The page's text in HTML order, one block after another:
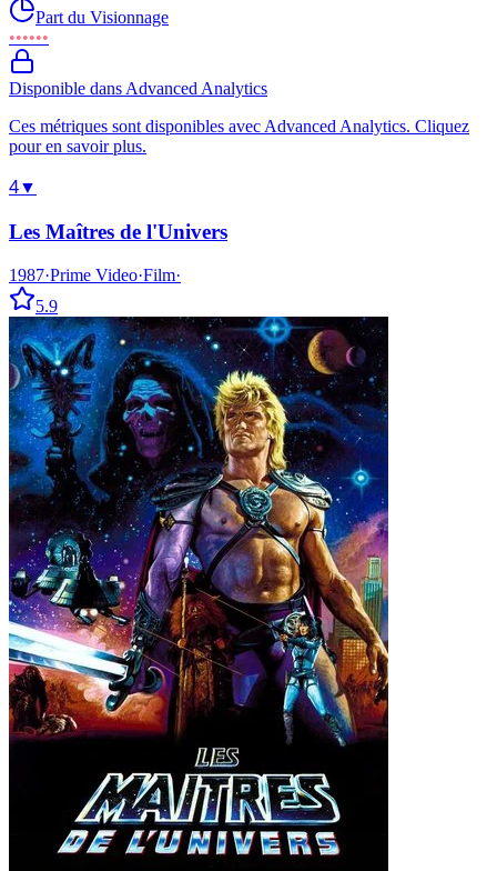
Part du Visionnage
••••••
Disponible dans Advanced Analytics
Ces métriques sont disponibles avec Advanced Analytics. Cliquez
pour en savoir plus.
4▼
Les Maîtres de l'Univers
1987·Prime Video·Film·
5.9